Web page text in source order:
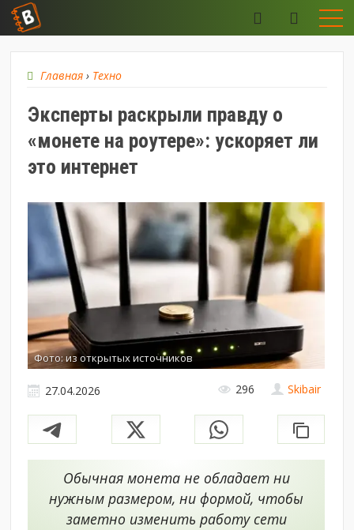
Главная › Техно
Эксперты раскрыли правду о
«монете на роутере»: ускоряет ли
это интернет
Фото: из открытых источников
Skibair
27.04.2026 296
Обычная монета не обладает ни
нужным размером, ни формой, чтобы
заметно изменить работу сети